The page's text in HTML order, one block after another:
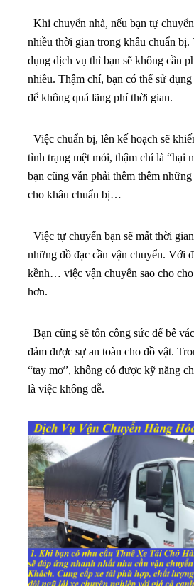
Khi chuyển nhà, nếu bạn tự
nhiều thời gian trong khâu chuẩn bị.
dụng dịch vụ thì bạn sẽ không cần
nhiều. Thậm chí, bạn có thể sử
để không quá lãng phí thời gian.
Việc chuẩn bị, lên kế hoạch sẽ
tình trạng mệt mỏi, thậm chí là “hại
bạn cũng vẫn phải thêm thêm
cho khâu chuẩn bị…
Việc tự chuyển bạn sẽ mất thời
những đồ đạc cần vận chuyển. Với
kềnh… việc vận chuyển sao cho
hơn.
Bạn cũng sẽ tốn công sức để bê
đảm được sự an toàn cho đồ vật.
“tay mơ”, không có được kỹ năng
là việc không dễ.